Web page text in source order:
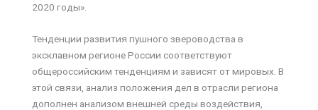
2020 годы».
Тенденции развития пушного звероводства в
эксклавном регионе России соответствуют
общероссийским тенденциям и зависят от мировых. В
этой связи, анализ положения дел в отрасли региона
дополнен анализом внешней среды воздействия,